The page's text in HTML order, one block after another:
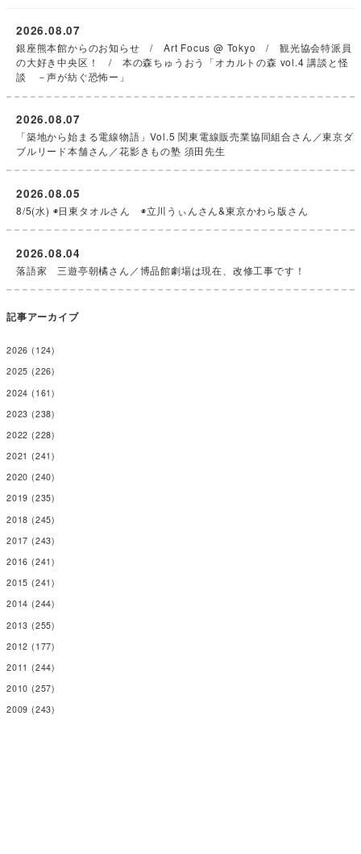
銀座熊本館からのお知らせ / Art Focus @ Tokyo / 観光協会特派員
の大好き中央区！ / 本の森ちゅうおう「オカルトの森 vol.4 講談と怪
談 －声が紡ぐ恐怖ー」
2026.08.07
「築地から始まる電線物語」Vol.5 関東電線販売業協同組合さん／東京ダ
ブルリード本舗さん／花影きもの塾 須田先生
2026.08.07
8/5(水) ◉日東タオルさん ◉立川うぃんさん&東京かわら版さん
2026.08.05
落語家 三遊亭朝橘さん／博品館劇場は現在、改修工事です！
2026.08.04
記事アーカイブ
2026 (124)
2025 (226)
2024 (161)
2023 (238)
2022 (228)
2021 (241)
2020 (240)
2019 (235)
2018 (245)
2017 (243)
2016 (241)
2015 (241)
2014 (244)
2013 (255)
2012 (177)
2011 (244)
2010 (257)
2009 (243)